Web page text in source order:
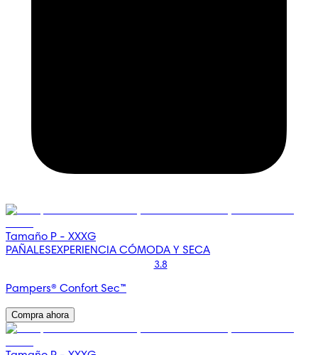
Tamaño P - XXXG
PAÑALESEXPERIENCIA CÓMODA Y SECA
3.8
Pampers® Confort Sec™
Compra ahora